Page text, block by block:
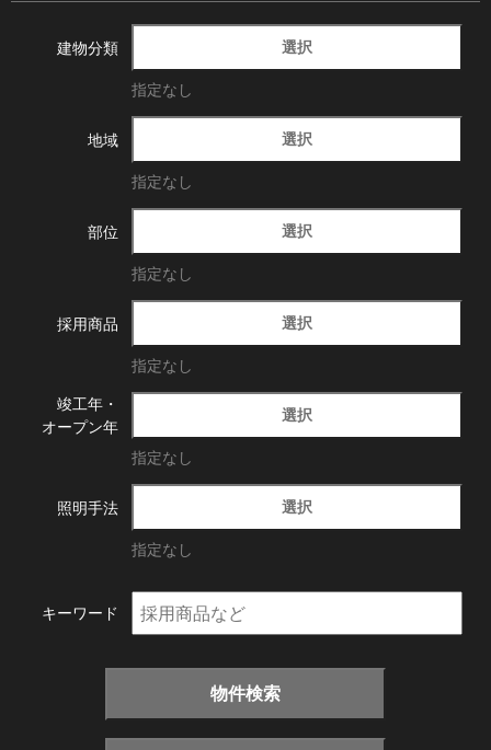
建物分類 選択
指定なし
地域 選択
指定なし
部位 選択
指定なし
採用商品 選択
指定なし
竣工年・
オープン年
選択
指定なし
照明手法 選択
指定なし
キーワード
物件検索